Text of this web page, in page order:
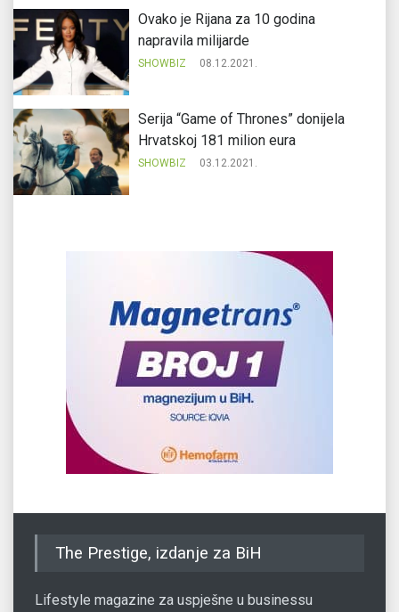
Ovako je Rijana za 10 godina
napravila milijarde
SHOWBIZ 08.12.2021.
Serija “Game of Thrones” donijela
Hrvatskoj 181 milion eura
SHOWBIZ 03.12.2021.
The Prestige, izdanje za BiH
Lifestyle magazine za uspješne u businessu